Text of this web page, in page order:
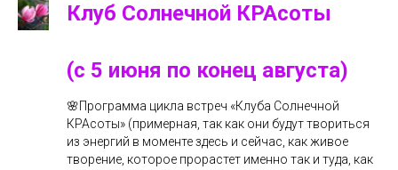
Клуб Солнечной КРАсоты
(с 5 июня по конец августа)
🌸Программа цикла встреч «Клуба Солнечной
КРАсоты» (примерная, так как они будут твориться
из энергий в моменте здесь и сейчас, как живое
творение, которое прорастет именно так и туда, как